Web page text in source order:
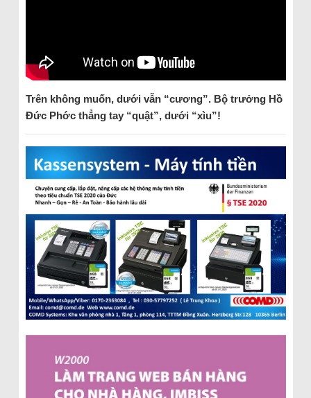
Trên không muốn, dưới vẫn “cương”. Bộ trưởng Hồ
Đức Phớc thẳng tay “quật”, dưới “xìu”!